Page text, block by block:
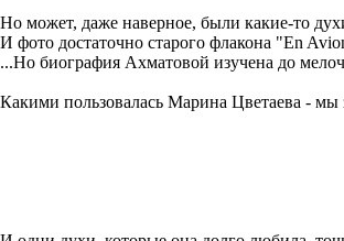
Но может, даже наверное, были какие-то
И фото достаточно старого флакона "En
...Но биография Ахматовой изучена до
Какими пользовалась Марина Цветаева - мы